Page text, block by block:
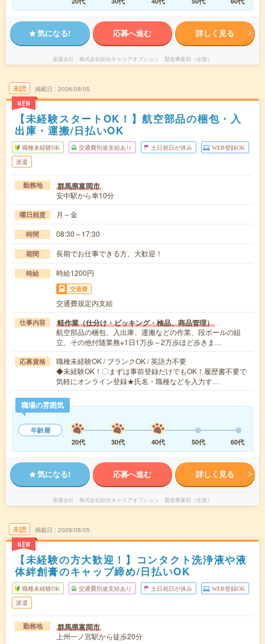
気になる! 応募へ進む 詳しく見る
派遣会社 株式会社綜合キャリアオプション 製造事業部（全国）
未読
NEW
掲載日 2026/08/05
【未経験スタートOK！】航空部品の梱包・入
出庫・運搬/日払いOK
職種未経験OK 交通費別途支給あり 土日祝日が休み WEB登録OK
派遣
勤務地 群馬県富岡市
安中駅から車10分
曜日頻度 月～金
時間 08:30～17:30
期間 長期でお仕事できる方、大歓迎！
時給 時給1200円
交通費
交通費規定内支給
仕事内容 軽作業（仕分け・ピッキング・検品、商品管理）
航空部品の梱包、入出庫、運搬などの作業、段ボールの組
立、その他付随業務※1日1万歩～2万歩ほど歩きま…
応募資格
職種未経験OK / ブランクOK / 英語力不要
◆未経験OK！〇まずは事前登録だけでもOK！履歴書不要で
気軽にオンライン登録★氏名・職種などを入力す…
職場の雰囲気
年齢層
20代
30代 40代 50代 60代
気になる! 応募へ進む 詳しく見る
派遣会社 株式会社綜合キャリアオプション 製造事業部（全国）
未読
NEW
掲載日 2026/08/05
【未経験の方大歓迎！】コンタクト洗浄液や液
体絆創膏のキャップ締め/日払いOK
職種未経験OK 交通費別途支給あり 土日祝日が休み WEB登録OK
派遣
勤務地 群馬県富岡市
上州一ノ宮駅から徒歩20分